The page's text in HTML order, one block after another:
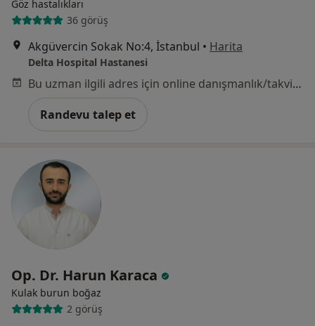
Göz hastalıkları
36 görüş
Akgüvercin Sokak No:4, İstanbul • Harita
Delta Hospital Hastanesi
Bu uzman ilgili adres için online danışmanlık/takvim sunmuyor.
Randevu talep et
Op. Dr. Harun Karaca
Kulak burun boğaz
2 görüş